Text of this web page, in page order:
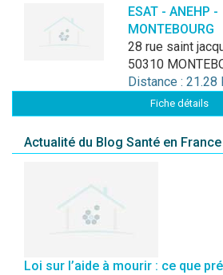
ESAT - ANEHP -
MONTEBOURG
28 rue saint
50310
Distance : 21.28
Fiche détails
Actualité du Blog Santé en France
Loi sur l’aide à mourir : ce que